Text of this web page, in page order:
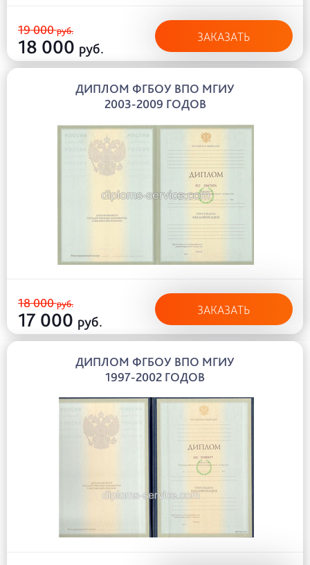
19 000руб.
18 000 руб.
ЗАКАЗАТЬ
ДИПЛОМ ФГБОУ ВПО МГИУ
2003-2009 ГОДОВ
18 000руб.
17 000 руб.
ЗАКАЗАТЬ
ДИПЛОМ ФГБОУ ВПО МГИУ
1997-2002 ГОДОВ